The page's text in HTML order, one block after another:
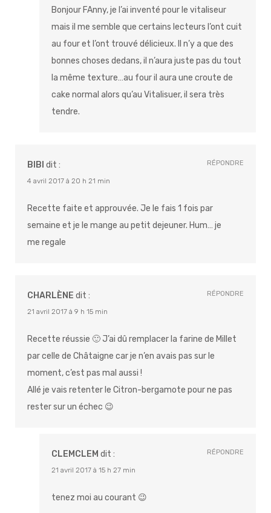
Bonjour FAnny, je l’ai inventé pour le vitaliseur
mais il me semble que certains lecteurs l’ont cuit
au four et l’ont trouvé délicieux. Il n’y a que des
bonnes choses dedans, il n’aura juste pas du tout
la même texture…au four il aura une croute de
cake normal alors qu’au Vitalisuer, il sera très
tendre.
BIBI dit :
4 avril 2017 à 20 h 21 min
Recette faite et approuvée. Je le fais 1 fois par
semaine et je le mange au petit dejeuner. Hum… je
me regale
RÉPONDRE
CHARLÈNE dit :
21 avril 2017 à 9 h 15 min
Recette réussie 🙂 J’ai dû remplacer la farine de Millet
par celle de Châtaigne car je n’en avais pas sur le
moment, c’est pas mal aussi !
Allé je vais retenter le Citron-bergamote pour ne pas
rester sur un échec 😉
RÉPONDRE
CLEMCLEM dit :
21 avril 2017 à 15 h 27 min
tenez moi au courant 😉
RÉPONDRE